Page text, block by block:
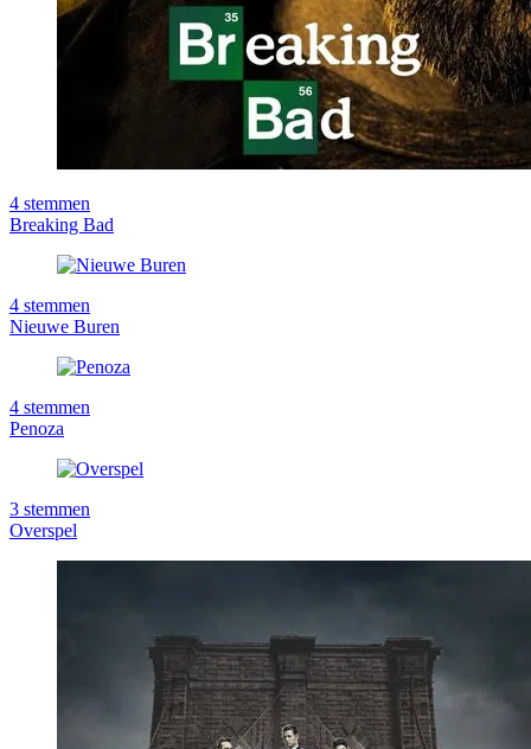
4 stemmen
Breaking Bad
4 stemmen
Nieuwe Buren
4 stemmen
Penoza
3 stemmen
Overspel